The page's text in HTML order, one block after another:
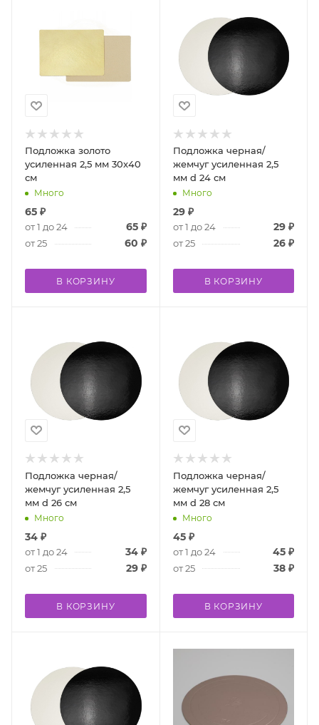
Подложка золото
усиленная 2,5 мм 30х40
см
Много
65 ₽
от 1 до 24 65₽
от 25 60 ₽
В КОРЗИНУ
Подложка черная/
жемчуг усиленная 2,5
мм d 24 см
Много
29₽
от 1 до 24 29 ₽
от 25 26 ₽
В КОРЗИНУ
Подложка черная/
жемчуг усиленная 2,5
мм d 26 см
Много
34 ₽
от 1 до 24 34₽
от 25 29₽
В КОРЗИНУ
Подложка черная/
жемчуг усиленная 2,5
мм d 28 см
Много
45₽
от 1 до 24 45 ₽
от 25 38 ₽
В КОРЗИНУ